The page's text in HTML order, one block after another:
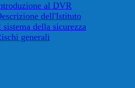
al DVR
dell'Istituto
sistema della sicurezza
generali